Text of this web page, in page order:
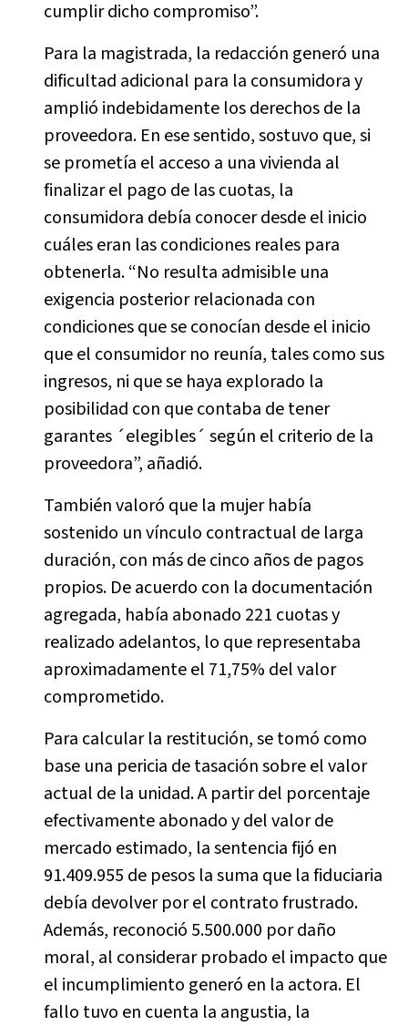
cumplir dicho compromiso”.
Para la magistrada, la redacción generó una
dificultad adicional para la consumidora y
amplió indebidamente los derechos de la
proveedora. En ese sentido, sostuvo que, si
se prometía el acceso a una vivienda al
finalizar el pago de las cuotas, la
consumidora debía conocer desde el inicio
cuáles eran las condiciones reales para
obtenerla. “No resulta admisible una
exigencia posterior relacionada con
condiciones que se conocían desde el inicio
que el consumidor no reunía, tales como sus
ingresos, ni que se haya explorado la
posibilidad con que contaba de tener
garantes ´elegibles´ según el criterio de la
proveedora”, añadió.
También valoró que la mujer había
sostenido un vínculo contractual de larga
duración, con más de cinco años de pagos
propios. De acuerdo con la documentación
agregada, había abonado 221 cuotas y
realizado adelantos, lo que representaba
aproximadamente el 71,75% del valor
comprometido.
Para calcular la restitución, se tomó como
base una pericia de tasación sobre el valor
actual de la unidad. A partir del porcentaje
efectivamente abonado y del valor de
mercado estimado, la sentencia fijó en
91.409.955 de pesos la suma que la fiduciaria
debía devolver por el contrato frustrado.
Además, reconoció 5.500.000 por daño
moral, al considerar probado el impacto que
el incumplimiento generó en la actora. El
fallo tuvo en cuenta la angustia, la